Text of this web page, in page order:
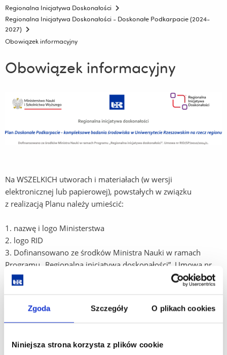
Zgoda Szczegóły O plikach cookies
Niniejsza strona korzysta z plików cookie
Regionalna Inicjatywa Doskonałości
Regionalna Inicjatywa Doskonałości - Doskonałe Podkarpacie (2024-
2027)
Obowiązek informacyjny
Obowiązek informacyjny
Na WSZELKICH utworach i materiałach (w wersji
elektronicznej lub papierowej), powstałych w związku
z realizacją Planu należy umieścić:
1. nazwę i logo Ministerstwa
2. logo RID
3. Dofinansowano ze środków Ministra Nauki w ramach
Programu „Regionalna inicjatywa doskonałości”. Umowa nr
RID/SP/0010/2024/1
dofinansowaniu